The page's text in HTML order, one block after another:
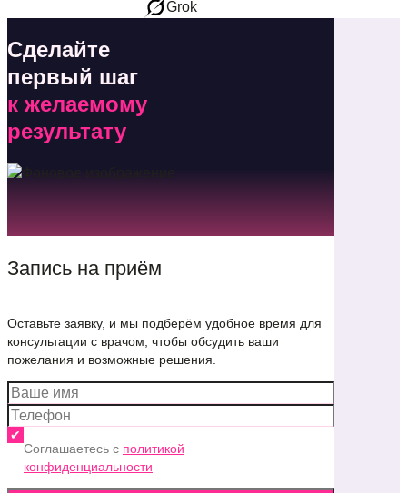
Grok
Сделайте
первый шаг
к желаемому
результату
Запись на приём
Оставьте заявку, и мы подберём удобное время для
консультации с врачом, чтобы обсудить ваши
пожелания и возможные решения.
Соглашаетесь с политикой
конфиденциальности